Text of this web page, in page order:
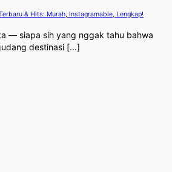
& Hits: Murah, Instagramable, Lengkap!
— siapa sih yang nggak tahu bahwa
destinasi [...]